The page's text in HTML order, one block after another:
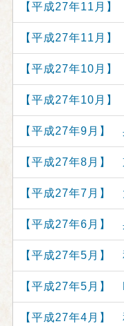
【平成27年11月
【平成27年11月
【平成27年10月
【平成27年10月
【平成27年9月
【平成27年8月
【平成27年7月
【平成27年6月
【平成27年5月
【平成27年5月】
【平成27年4月